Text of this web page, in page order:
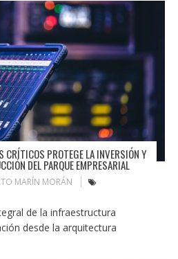
CRÍTICOS PROTEGE LA INVERSIÓN Y
DEL PARQUE EMPRESARIAL
MARÍN MORÁN
de la infraestructura
desde la arquitectura